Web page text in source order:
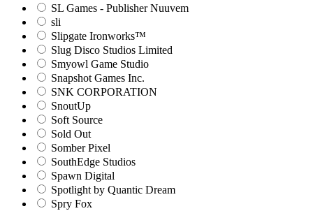
SL Games - Publisher Nuuvem
sli
Slipgate Ironworks™
Slug Disco Studios Limited
Smyowl Game Studio
Snapshot Games Inc.
SNK CORPORATION
SnoutUp
Soft Source
Sold Out
Somber Pixel
SouthEdge Studios
Spawn Digital
Spotlight by Quantic Dream
Spry Fox